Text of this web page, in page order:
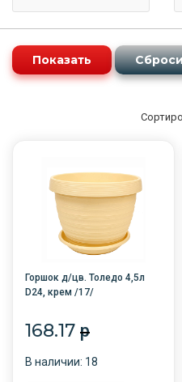
Горшок д/цв. Толедо 4,5л
D24, крем /17/
168.17 p
В наличии: 18